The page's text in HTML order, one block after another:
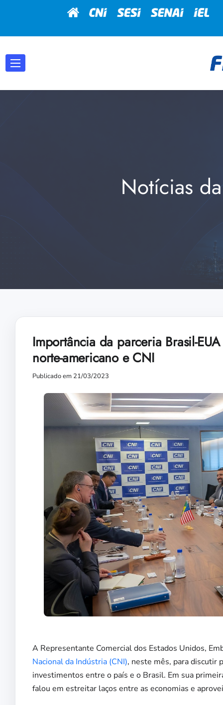
Notícias
Importância da parceria Brasil-
norte-americano e CNI
Publicado em 21/03/2023
A Representante Comercial dos Estados Unidos,
Nacional da Indústria (CNI), neste mês, para discutir
investimentos entre o país e o Brasil. Em sua
falou em estreitar laços entre as economias e